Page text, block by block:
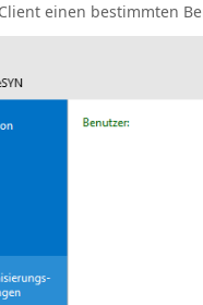
einen bestimmten